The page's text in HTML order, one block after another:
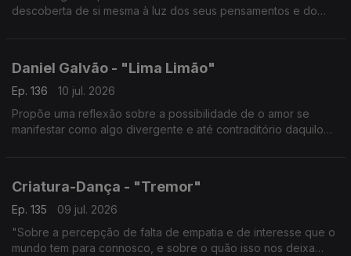
descoberta de si mesma à luz dos seus pensamentos e do
Daniel Galvão - "Lima Limão"
Ep. 136
10 jul. 2026
Propõe uma reflexão sobre a possibilidade de o amor se
manifestar como algo divergente e até contraditório daquilo
Criatura-Dança - "Tremor"
Ep. 135
09 jul. 2026
"Sobre a percepção de falta de empatia e de interesse que o
mundo tem para connosco, e sobre o quão isso nos deixa